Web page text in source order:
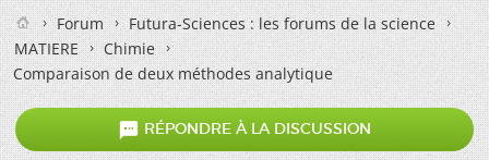
Forum
Futura-Sciences : les forums de la science
MATIERE
Chimie
Comparaison de deux méthodes analytique
 RÉPONDRE À LA DISCUSSION